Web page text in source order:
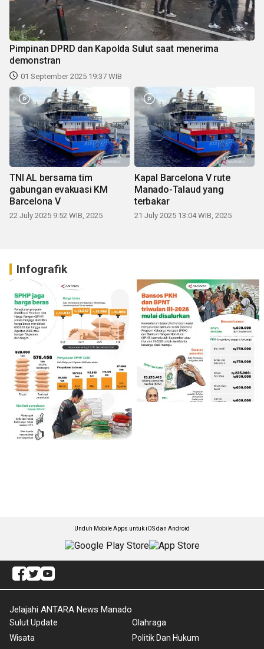
Pimpinan DPRD dan Kapolda Sulut saat menerima
demonstran
01 September 2025 19:37 WIB
TNI AL bersama tim
gabungan evakuasi KM
Barcelona V
22 July 2025 9:52 WIB, 2025
Kapal Barcelona V rute
Manado-Talaud yang
terbakar
21 July 2025 13:04 WIB, 2025
Infografik
Unduh Mobile Apps untuk iOS dan Android
Jelajahi ANTARA News Manado
Sulut Update
Wisata
Olahraga
Politik Dan Hukum